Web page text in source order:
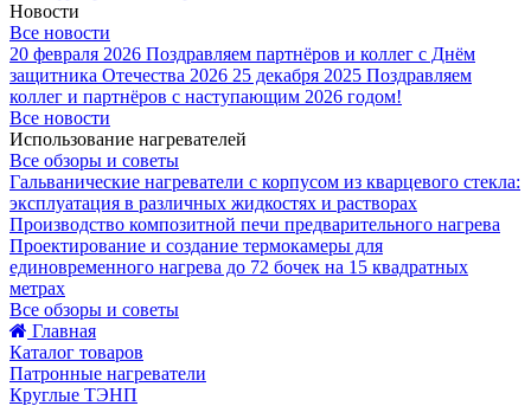
Новости
Все новости
20 февраля 2026 Поздравляем партнёров и коллег с Днём
защитника Отечества 2026 25 декабря 2025 Поздравляем
коллег и партнёров с наступающим 2026 годом!
Все новости
Использование нагревателей
Все обзоры и советы
Гальванические нагреватели с корпусом из кварцевого стекла:
эксплуатация в различных жидкостях и растворах
Производство композитной печи предварительного нагрева
Проектирование и создание термокамеры для
единовременного нагрева до 72 бочек на 15 квадратных
метрах
Все обзоры и советы
Главная
Каталог товаров
Патронные нагреватели
Круглые ТЭНП